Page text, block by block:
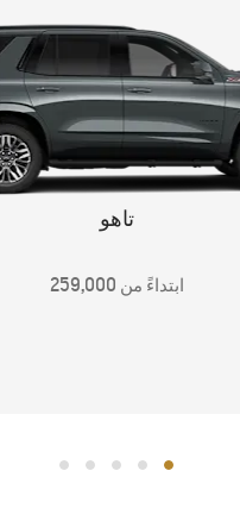
كابتيفا PHEV
إبتداء من 98,500 درهم ‏
تاهو
ابتداءً من 259,000